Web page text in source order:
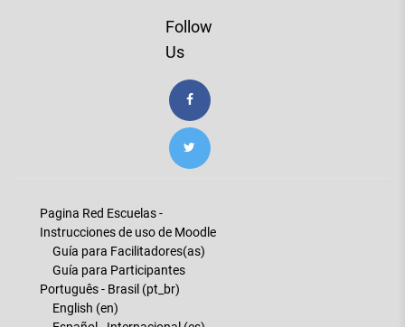
Follow
Us
Pagina Red Escuelas -
Instrucciones de uso de Moodle
Guía para Facilitadores(as)
Guía para Participantes
Português - Brasil ‎(pt_br)‎
English ‎(en)‎